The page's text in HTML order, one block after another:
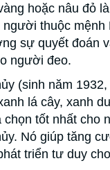
hoặc nâu đỏ
người thuộc mệnh
sự quyết đoán
người đeo.
(sinh năm
lá cây, xanh
chọn tốt nhất cho
Nó giúp tăng
triển tư duy